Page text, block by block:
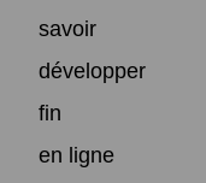
savoir
développer
fin
en ligne